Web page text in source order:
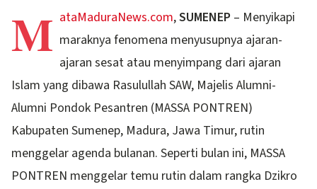
M ataMaduraNews.com,SUMENEP – Menyikapi
maraknya fenomena menyusupnya ajaran-
ajaran sesat atau menyimpang dari ajaran
Islam yang dibawa Rasulullah SAW, Majelis Alumni-
Alumni Pondok Pesantren (MASSA PONTREN)
Kabupaten Sumenep, Madura, Jawa Timur, rutin
menggelar agenda bulanan. Seperti bulan ini, MASSA
PONTREN menggelar temu rutin dalam rangka Dzikro